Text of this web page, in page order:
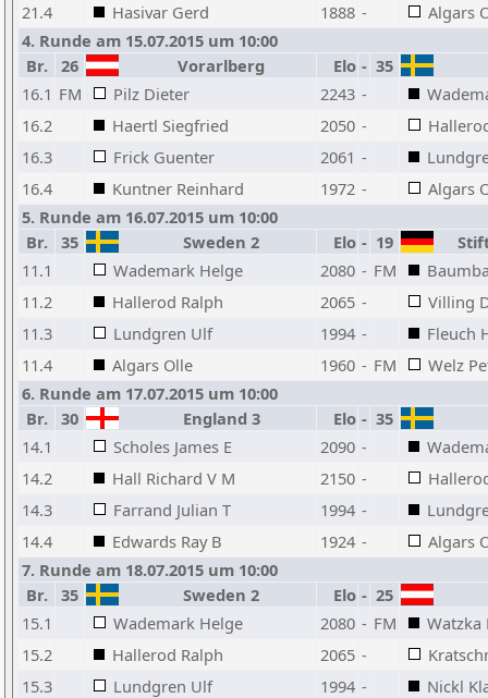
21.4
Hasivar Gerd 1888 -
Algars
4. Runde am 15.07.2015 um 10:00
Br.
26 Vorarlberg Elo - 35
16.1 FM Pilz Dieter 2243 -
16.2
Haertl Siegfried 2050 -
16.3
Frick Guenter 2061 -
16.4
Kuntner Reinhard 1972 -
Algars
5. Runde am 16.07.2015 um 10:00
Br.
35 Sweden 2 Elo - 19
11.1
Wademark Helge 2080 - FM
11.2
Hallerod Ralph 2065 -
Villing
11.3
Lundgren Ulf 1994 -
Fleuch
11.4
Algars Olle 1960 - FM
Welz
6. Runde am 17.07.2015 um 10:00
Br.
30 England 3 Elo - 35
14.1
Scholes James E 2090 -
14.2
Hall Richard V M 2150 -
14.3
Farrand Julian T 1994 -
14.4
Edwards Ray B 1924 -
Algars
7. Runde am 18.07.2015 um 10:00
Br.
35 Sweden 2 Elo - 25
15.1
Wademark Helge 2080 - FM
Watzka
15.2
Hallerod Ralph 2065 -
15.3
Lundgren Ulf 1994 -
Nickl